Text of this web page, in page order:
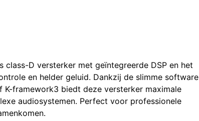
class-D versterker met geïntegreerde DSP en het
en helder geluid. Dankzij de slimme software
framework3 biedt deze versterker maximale
audiosystemen. Perfect voor professionele